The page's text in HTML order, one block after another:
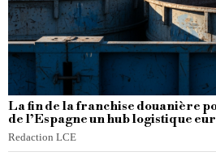
La fin de la franchise douanière
de l’Espagne un hub logistique
Redaction LCE